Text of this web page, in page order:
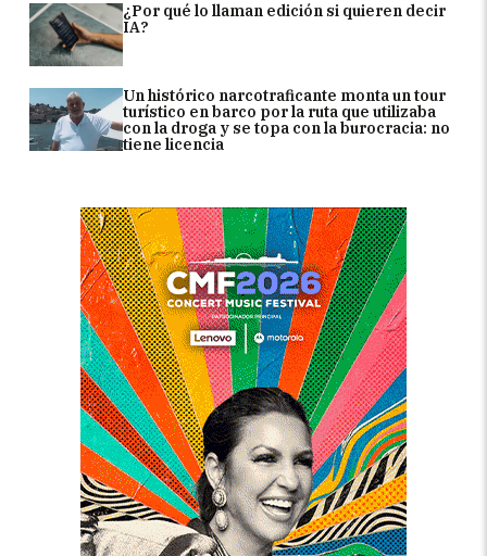
¿Por qué lo llaman edición si quieren decir
IA?
Un histórico narcotraficante monta un tour
turístico en barco por la ruta que utilizaba
con la droga y se topa con la burocracia: no
tiene licencia